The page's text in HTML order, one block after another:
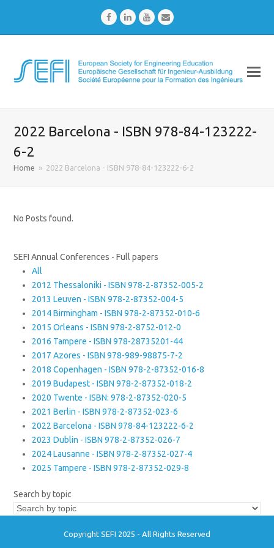
FacebookLinkedInYoutubeEmail
2022 Barcelona - ISBN 978-84-123222-
6-2
Home » 2022 Barcelona - ISBN 978-84-123222-6-2
No Posts found.
SEFI Annual Conferences - Full papers
All
2012 Thessaloniki - ISBN 978-2-87352-005-2
2013 Leuven - ISBN 978-2-87352-004-5
2014 Birmingham - ISBN 978-2-87352-010-6
2015 Orleans - ISBN 978-2-8752-012-0
2016 Tampere - ISBN 978-28735201-44
2017 Azores - ISBN 978-989-98875-7-2
2018 Copenhagen - ISBN 978-2-87352-016-8
2019 Budapest - ISBN 978-2-87352-018-2
2020 Twente - ISBN: 978-2-87352-020-5
2021 Berlin - ISBN 978-2-87352-023-6
2022 Barcelona - ISBN 978-84-123222-6-2
2023 Dublin - ISBN 978-2-87352-026-7
2024 Lausanne - ISBN 978-2-87352-027-4
2025 Tampere - ISBN 978-2-87352-029-8
Search by topic
Copyright SEFI 2025 - All Rights Reserved